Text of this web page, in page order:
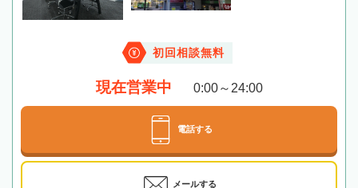
初回相談無料
現在営業中 0:00～24:00
電話する
メールする